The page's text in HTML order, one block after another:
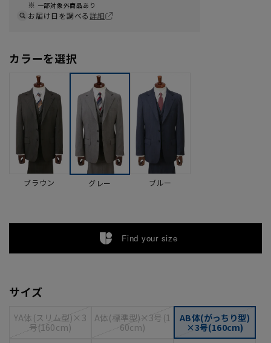
一部対象外商品あり
お届け日を調べる詳細
カラーを選択
ブラウン グレー ブルー
Find your size
サイズ
YA体(スリム型)×3
号(160cm)
A体(標準型)×3号(1
60cm)
AB体(がっちり型)
×3号(160cm)